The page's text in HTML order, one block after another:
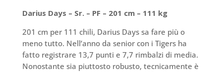
Darius Days – Sr. – PF – 201 cm – 111 kg
201 cm per 111 chili, Darius Days sa fare più o
meno tutto. Nell’anno da senior con i Tigers ha
fatto registrare 13,7 punti e 7,7 rimbalzi di media.
Nonostante sia piuttosto robusto, tecnicamente è